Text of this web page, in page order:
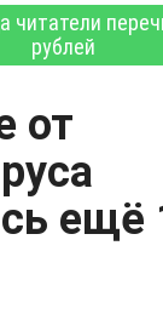
читатели
рублей
от
ещё